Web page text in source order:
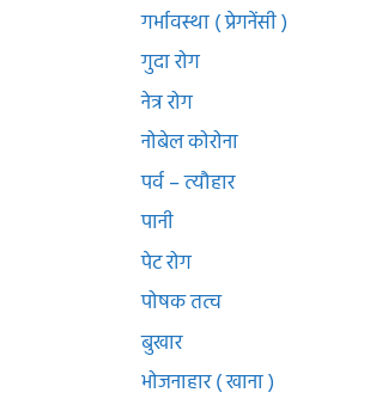
गर्भावस्था ( प्रेगनेंसी )
गुदा रोग
नेत्र रोग
नोबेल कोरोना
पर्व – त्यौहार
पानी
पेट रोग
पोषक तत्व
बुखार
भोजनाहार ( खाना )